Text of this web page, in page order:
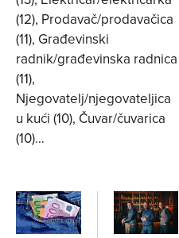
(12), Prodavač/prodavačica
(11), Građevinski
radnik/građevinska radnica
(11),
Njegovatelj/njegovateljica
u kući (10), Čuvar/čuvarica
(10)…